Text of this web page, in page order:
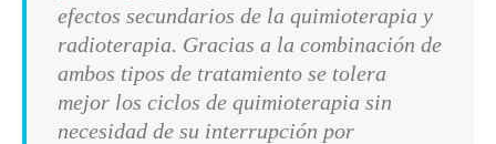
efectos secundarios de la quimioterapia y
radioterapia. Gracias a la combinación de
ambos tipos de tratamiento se tolera
mejor los ciclos de quimioterapia sin
necesidad de su interrupción por